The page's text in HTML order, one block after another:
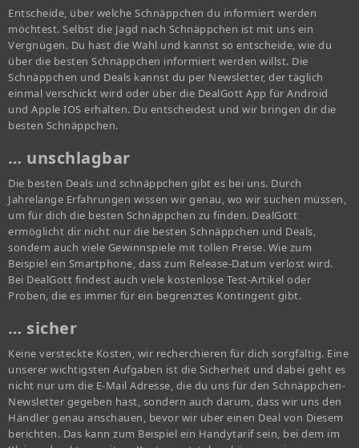
Entscheide, über welche Schnäppchen du informiert werden
möchtest. Selbst die Jagd nach Schnäppchen ist mit uns ein
Vergnügen. Du hast die Wahl und kannst so entscheide, wie du
über die besten Schnäppchen informiert werden willst. Die
Schnäppchen und Deals kannst du per Newsletter, der täglich
einmal verschickt wird oder über die DealGott App für Android
und Apple IOS erhalten. Du entscheidest und wir bringen dir die
besten Schnäppchen.
… unschlagbar
Die besten Deals und schnäppchen gibt es bei uns. Durch
Jahrelange Erfahrungen wissen wir genau, wo wir suchen müssen,
um für dich die besten Schnäppchen zu finden. DealGott
ermöglicht dir nicht nur die besten Schnäppchen und Deals,
sondern auch viele Gewinnspiele mit tollen Preise. Wie zum
Beispiel ein Smartphone, dass zum Release-Datum verlost wird.
Bei DealGott findest auch viele kostenlose Test-Artikel oder
Proben, die es immer für ein begrenztes Kontingent gibt.
… sicher
Keine versteckte Kosten, wir recherchieren für dich sorgfältig. Eine
unserer wichtigsten Aufgaben ist die Sicherheit und dabei geht es
nicht nur um die E-Mail Adresse, die du uns für den Schnäppchen-
Newsletter gegeben hast, sondern auch darum, dass wir uns den
Händler genau anschauen, bevor wir über einen Deal von Diesem
berichten. Das kann zum Beispiel ein Handytarif sein, bei dem im